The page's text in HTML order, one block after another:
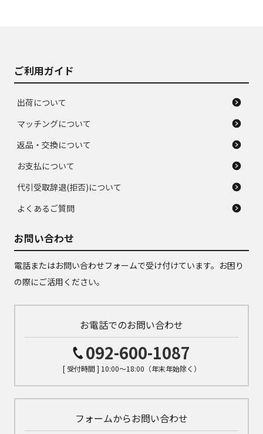
ご利用ガイド
出荷について
マッチングについて
返品・交換について
お支払について
代引受取辞退(拒否)について
よくあるご質問
お問い合わせ
電話またはお問い合わせフォームで受け付けています。お困り
の際にご活用ください。
お電話でのお問い合わせ
092-600-1087
[ 受付時間 ] 10:00～18:00（年末年始除く）
フォームからお問い合わせ